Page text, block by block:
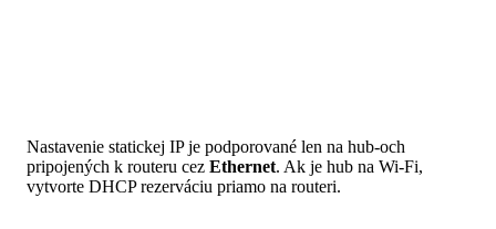
Nastavenie statickej IP je podporované len na hub-och
pripojených k routeru cez Ethernet. Ak je hub na Wi-Fi,
vytvorte DHCP rezerváciu priamo na routeri.